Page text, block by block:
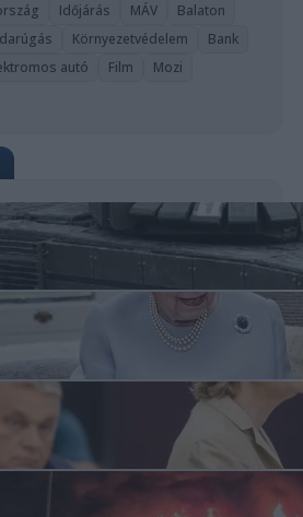
Időjárás MÁV
Balaton
Környezetvédelem
Bank
autó Film
Mozi